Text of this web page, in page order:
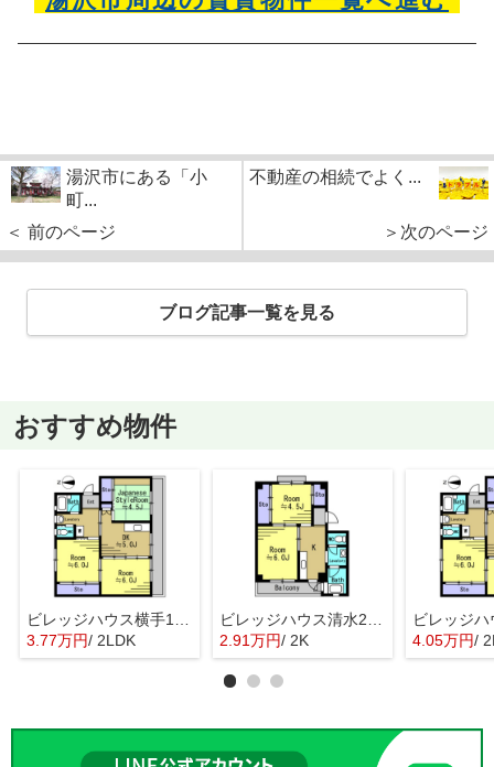
湯沢市にある「小
町...
＜ 前のページ
不動産の相続でよく...
＞次のページ
ブログ記事一覧を見る
おすすめ物件
3.77万円/ 2LDK
2.91万円/ 2K 4.05万円/